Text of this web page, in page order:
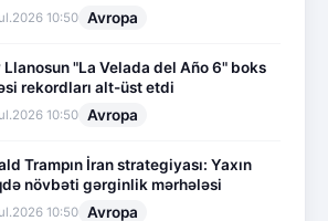
10:50 Avropa
Llanosun "La Velada del Año 6" boks
rekordları alt-üst etdi
10:50 Avropa
Trampın İran strategiyası: Yaxın
növbəti gərginlik mərhələsi
10:50 Avropa